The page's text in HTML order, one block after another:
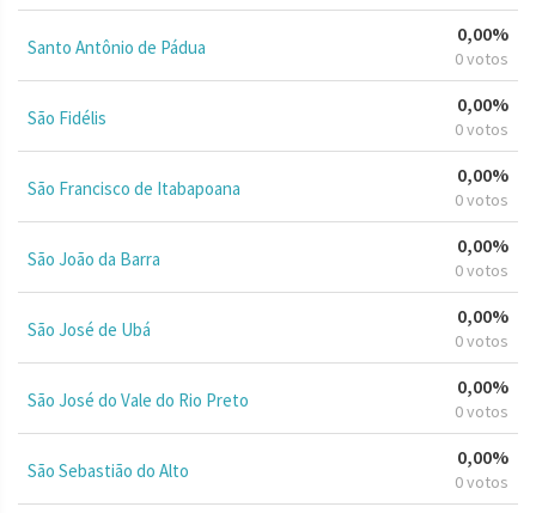
Santo Antônio de Pádua
0,00%
0 votos
São Fidélis
0,00%
0 votos
São Francisco de Itabapoana
0,00%
0 votos
São João da Barra
0,00%
0 votos
São José de Ubá
0,00%
0 votos
São José do Vale do Rio Preto
0,00%
0 votos
São Sebastião do Alto
0,00%
0 votos